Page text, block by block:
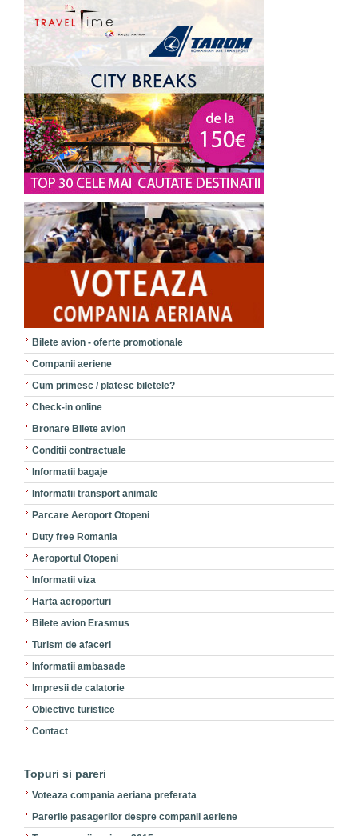
Bilete avion - oferte promotionale
Companii aeriene
Cum primesc / platesc biletele?
Check-in online
Bronare Bilete avion
Conditii contractuale
Informatii bagaje
Informatii transport animale
Parcare Aeroport Otopeni
Duty free Romania
Aeroportul Otopeni
Informatii viza
Harta aeroporturi
Bilete avion Erasmus
Turism de afaceri
Informatii ambasade
Impresii de calatorie
Obiective turistice
Contact
Topuri si pareri
Voteaza compania aeriana preferata
Parerile pasagerilor despre companii aeriene